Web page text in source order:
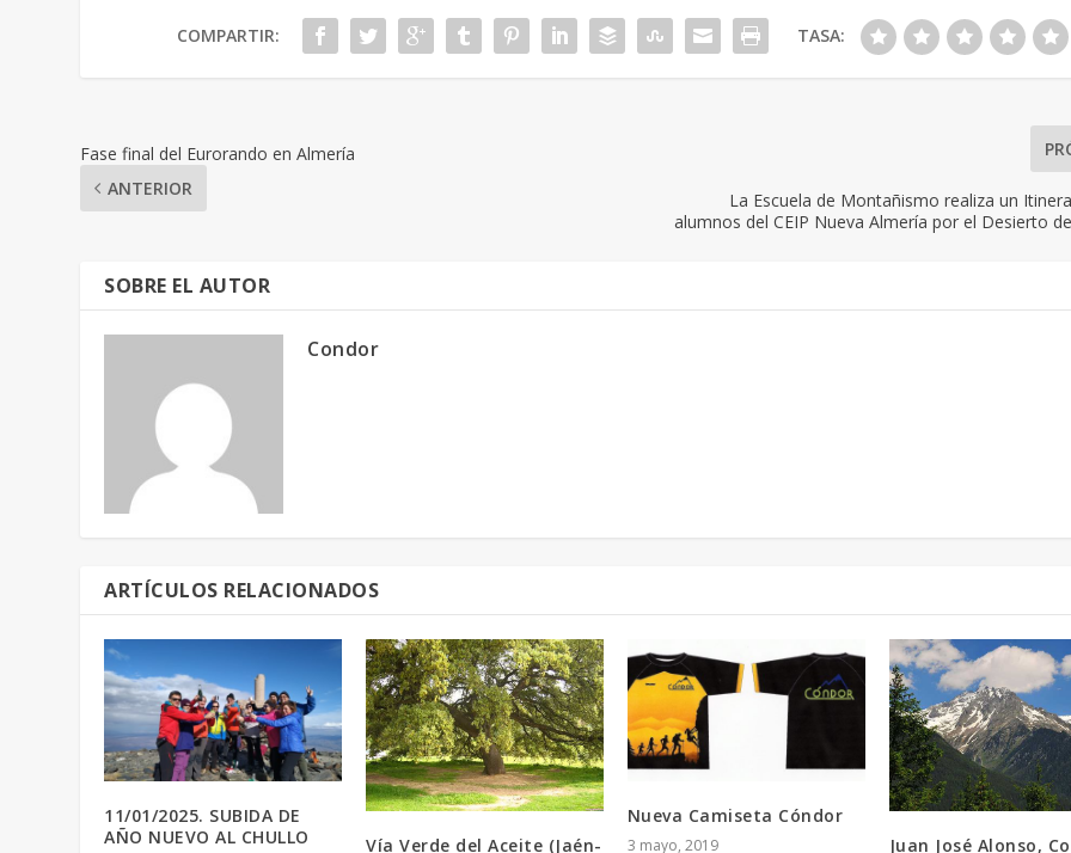
COMPARTIR: TASA:
Fase final del Eurorando en Almería
ANTERIOR
La Escuela de Montañismo realiza un
alumnos del CEIP Nueva Almería por el Desierto
SOBRE EL AUTOR
Condor
ARTÍCULOS RELACIONADOS
11/01/2025. SUBIDA DE
AÑO NUEVO AL CHULLO
Vía Verde del Aceite (Jaén-
Nueva Camiseta Cóndor
3 mayo, 2019 Juan José Alonso,